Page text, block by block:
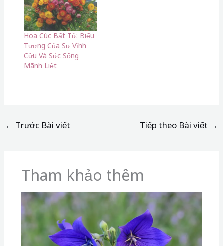
Hoa Cúc Bất Tử: Biểu
Tượng Của Sự Vĩnh
Cửu Và Sức Sống
Mãnh Liệt
← Trước Bài viết Tiếp theo Bài viết →
Tham khảo thêm